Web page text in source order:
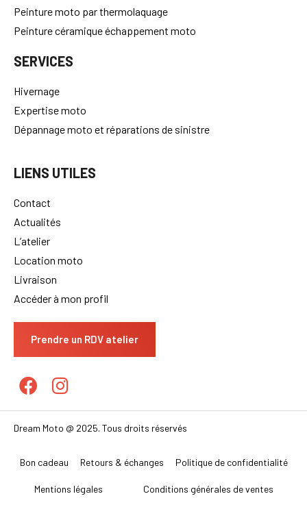
Peinture moto par thermolaquage
Peinture céramique échappement moto
SERVICES
Hivernage
Expertise moto
Dépannage moto et réparations de sinistre
LIENS UTILES
Contact
Actualités
L’atelier
Location moto
Livraison
Accéder à mon profil
Prendre un RDV atelier
Dream Moto @ 2025. Tous droits réservés
Bon cadeau Retours & échanges Politique de confidentialité
Mentions légales Conditions générales de ventes